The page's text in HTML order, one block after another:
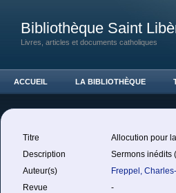
Bibliothèque Saint
Livres, articles et documents catholiques
ACCUEIL LA BIBLIOTHÈQUE
Titre
Allocution pour
Description
Sermons inédits
Auteur(s)
Freppel,
Revue
-